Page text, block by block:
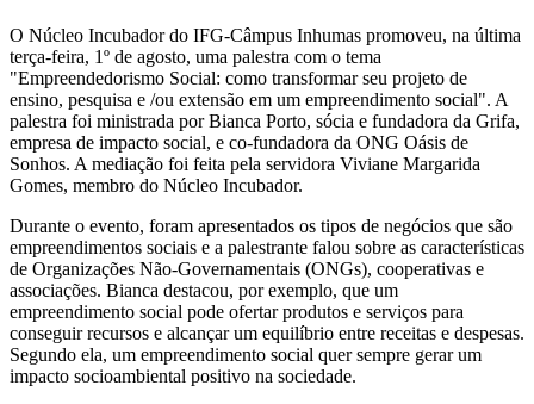
O Núcleo Incubador do IFG-Câmpus Inhumas promoveu, na última
terça-feira, 1º de agosto, uma palestra com o tema
"Empreendedorismo Social: como transformar seu projeto de
ensino, pesquisa e /ou extensão em um empreendimento social". A
palestra foi ministrada por Bianca Porto, sócia e fundadora da Grifa,
empresa de impacto social, e co-fundadora da ONG Oásis de
Sonhos. A mediação foi feita pela servidora Viviane Margarida
Gomes, membro do Núcleo Incubador.
Durante o evento, foram apresentados os tipos de negócios que são
empreendimentos sociais e a palestrante falou sobre as características
de Organizações Não-Governamentais (ONGs), cooperativas e
associações. Bianca destacou, por exemplo, que um
empreendimento social pode ofertar produtos e serviços para
conseguir recursos e alcançar um equilíbrio entre receitas e despesas.
Segundo ela, um empreendimento social quer sempre gerar um
impacto socioambiental positivo na sociedade.